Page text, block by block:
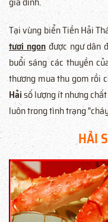
Tại vùng biển Tiền Hải
tươi ngonđược ngư dân
buổi sáng các thuyền
thương mua thu gom rồi
Hảisố lượng ít nhưng
luôn trong tình trạng
HẢI